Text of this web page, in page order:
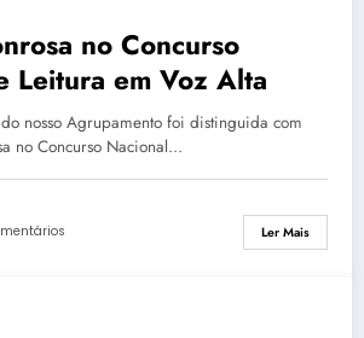
no Concurso
Leitura em Voz Alta
nosso Agrupamento foi distinguida com
no Concurso Nacional…
Ler Mais